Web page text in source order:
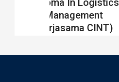
Management
(Kerjasama CINT)